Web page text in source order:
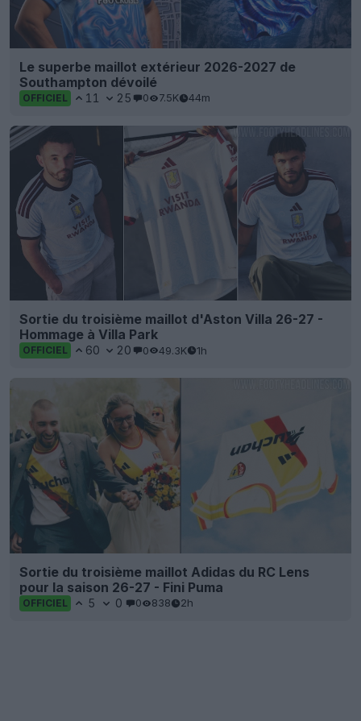
Le superbe maillot extérieur 2026-2027 de
Southampton dévoilé
OFFICIEL 11 25 0 7.5K 44m
Sortie du troisième maillot d'Aston Villa 26-27 -
Hommage à Villa Park
OFFICIEL 60 20 0 49.3K 1h
Sortie du troisième maillot Adidas du RC Lens
pour la saison 26-27 - Fini Puma
OFFICIEL 5 0 0 838 2h